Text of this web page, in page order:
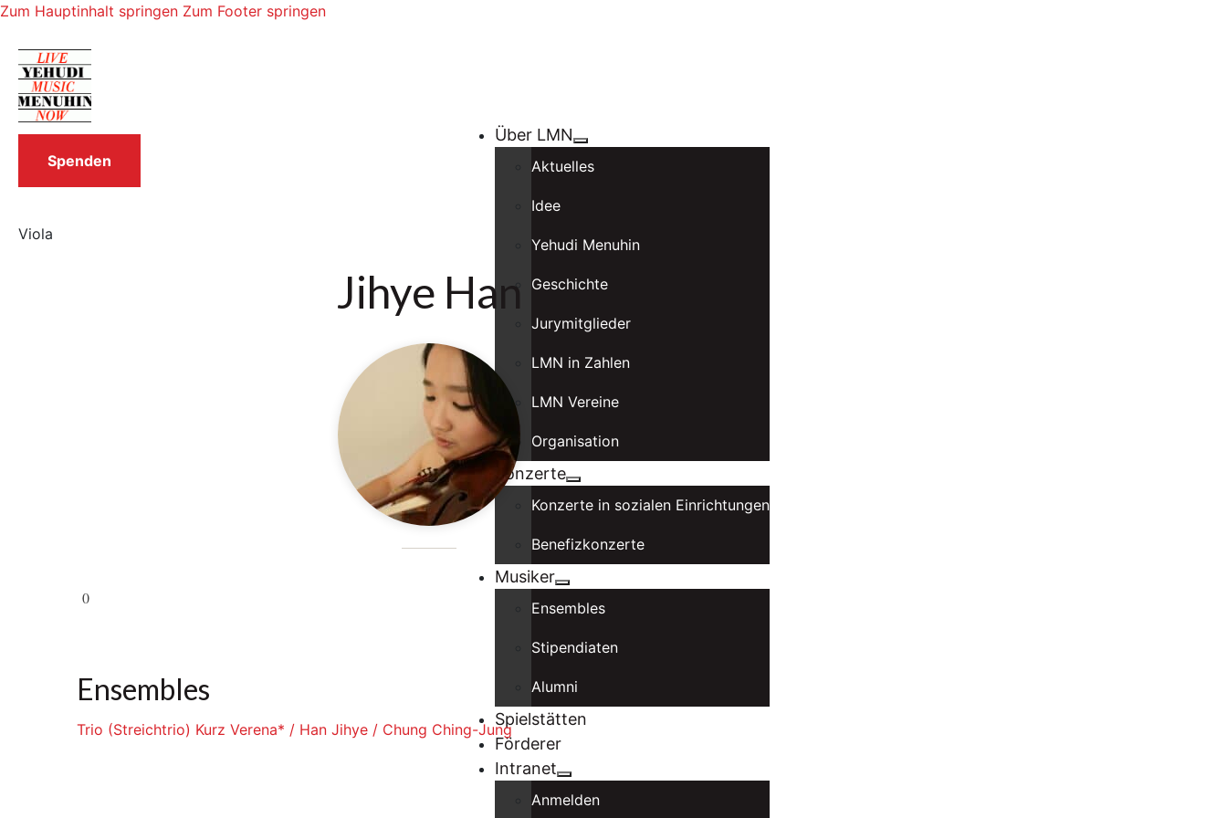
Zum Hauptinhalt springen Zum Footer springen
Über LMN
Aktuelles
Idee
Yehudi Menuhin
Geschichte
Jurymitglieder
LMN in Zahlen
LMN Vereine
Organisation
Konzerte
Konzerte in sozialen Einrichtungen
Benefizkonzerte
Musiker
Ensembles
Stipendiaten
Alumni
Spielstätten
Förderer
Intranet
Anmelden
Spenden
Viola
Jihye Han
0
Ensembles
Trio (Streichtrio) Kurz Verena* / Han Jihye / Chung Ching-Jung